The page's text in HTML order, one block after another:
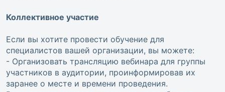
Коллективное участие
Если вы хотите провести обучение для
специалистов вашей организации, вы можете:
- Организовать трансляцию вебинара для группы
участников в аудитории, проинформировав их
заранее о месте и времени проведения.